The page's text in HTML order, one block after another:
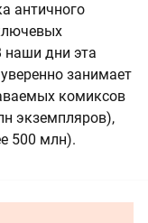
античного
наши дни эта
занимает
комиксов
экземпляров),
500 млн).